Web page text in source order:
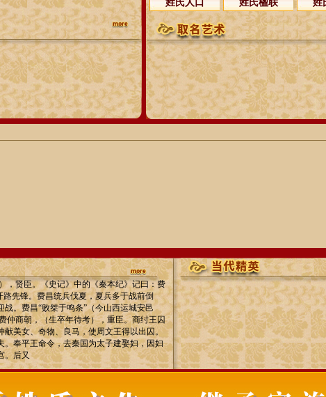
姓氏人口 姓氏楹联 姓
，贤臣。《史记》中的《秦本纪》记曰：费
先锋。费昌统兵伐夏，夏兵多于战前倒
。费昌“败桀于鸣条”（今山西运城安邑
仲商朝，（生卒年待考），重臣。商纣王囚
美女、奇物、良马，使周文王得以出囚。
。奉平王命令，去秦国为太子建娶妇，因妇
。后又